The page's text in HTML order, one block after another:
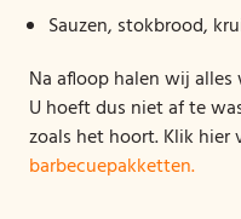
Sauzen, stokbrood,
Na afloop halen wij
U hoeft dus niet af te
zoals het hoort. Klik hier
barbecuepakketten.